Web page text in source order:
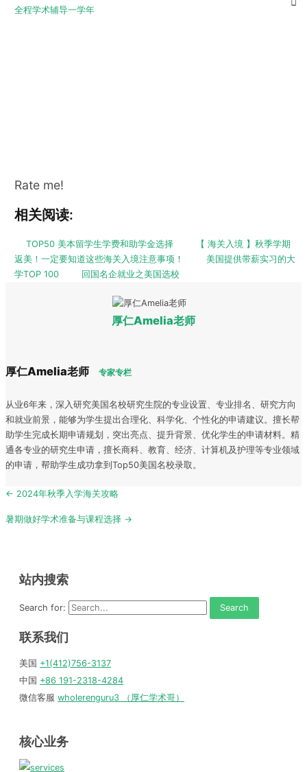
全程学术辅导一学年
Rate me!
相关阅读:
TOP50 美本留学生学费和助学金选择
【 海关入境 】秋季学期
返美！一定要知道这些海关入境注意事项！
美国提供带薪实习的大
学TOP 100
回国名企就业之美国选校
厚仁Amelia老师
厚仁Amelia老师 专家专栏
从业6年来，深入研究美国名校研究生院的专业设置、专业排名、研究方向
和就业前景，能够为学生提出合理化、科学化、个性化的申请建议。擅长帮
助学生完成长期申请规划，突出亮点、提升背景、优化学生的申请材料。精
通各专业的研究生申请，擅长商科、教育、经济、计算机及护理等专业领域
的申请，帮助学生成功拿到Top50美国名校录取。
Post
← 2024年秋季入学海关攻略
暑期做好学术准备与课程选择 →
站内搜索
Search for:
联系我们
美国 +1(412)756-3137
中国 +86 191-2318-4284
微信客服 wholerenguru3 （厚仁学术哥）
核心业务